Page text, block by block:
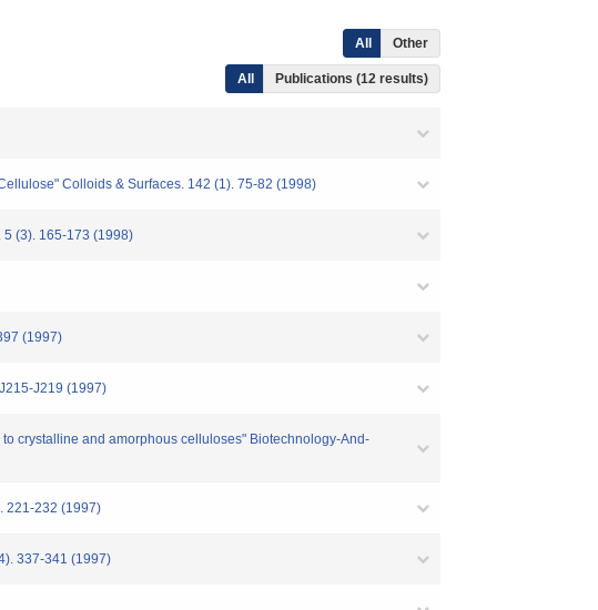
All Other
All Publications (12 results)
Colloids & Surfaces. 142 (1). 75-82 (1998)
5 (3). 165-173 (1998)
(1997)
J219 (1997)
crystalline and amorphous celluloses" Biotechnology-And-
221-232 (1997)
337-341 (1997)